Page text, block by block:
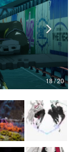
ームにまつわる言葉
ー文化史研究家・タ
18 / 20